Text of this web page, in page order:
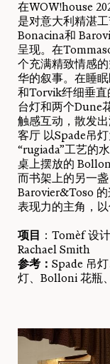
在WOW!house
是对意大利精湛
Bonacina和
呈现。在
个充满精致情感
华的叙事。在睡
和Torvik纤细垂直
台灯和两个Dune
触感互动，散发
客厅 以Spade吊
“rugiada”工艺的
桌上摆放的
而书架上的另一
Barovier&Toso
表现力的主角，
项目 ：Tomèf 设
Rachael Smith
参考： Spade 吊
灯、Bolloni 花瓶